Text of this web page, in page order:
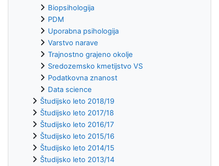
Biopsihologija
PDM
Uporabna psihologija
Varstvo narave
Trajnostno grajeno okolje
Sredozemsko kmetijstvo VS
Podatkovna znanost
Data science
Študijsko leto 2018/19
Študijsko leto 2017/18
Študijsko leto 2016/17
Študijsko leto 2015/16
Študijsko leto 2014/15
Študijsko leto 2013/14